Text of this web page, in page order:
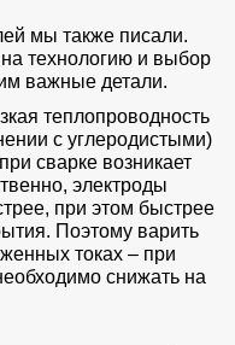
мы также писали.
технологию и выбор
важные детали.
теплопроводность
с углеродистыми)
сварке возникает
электроды
при этом быстрее
Поэтому варить
токах – при
снижать на